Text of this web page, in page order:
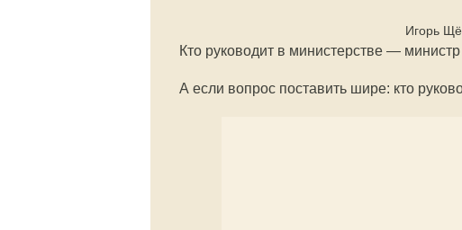
Игорь
Кто руководит в министерстве —
А если вопрос поставить шире: кто